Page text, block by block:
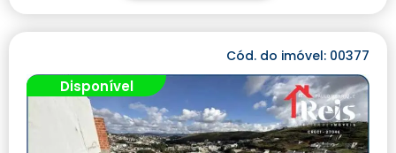
Cód. do imóvel: 00377
Disponível